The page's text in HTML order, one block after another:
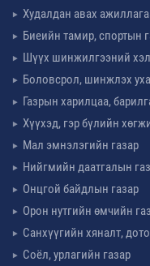
Худалдан авах
Биеийн тамир, спортын
Шүүх шинжилгээний
Боловсрол, шинжлэх
Газрын харилцаа,
Хүүхэд, гэр бүлийн
Мал эмнэлэгийн газар
Нийгмийн даатгалын
Онцгой байдлын газар
Орон нутгийн өмчийн
Санхүүгийн хяналт,
Соёл, урлагийн газар